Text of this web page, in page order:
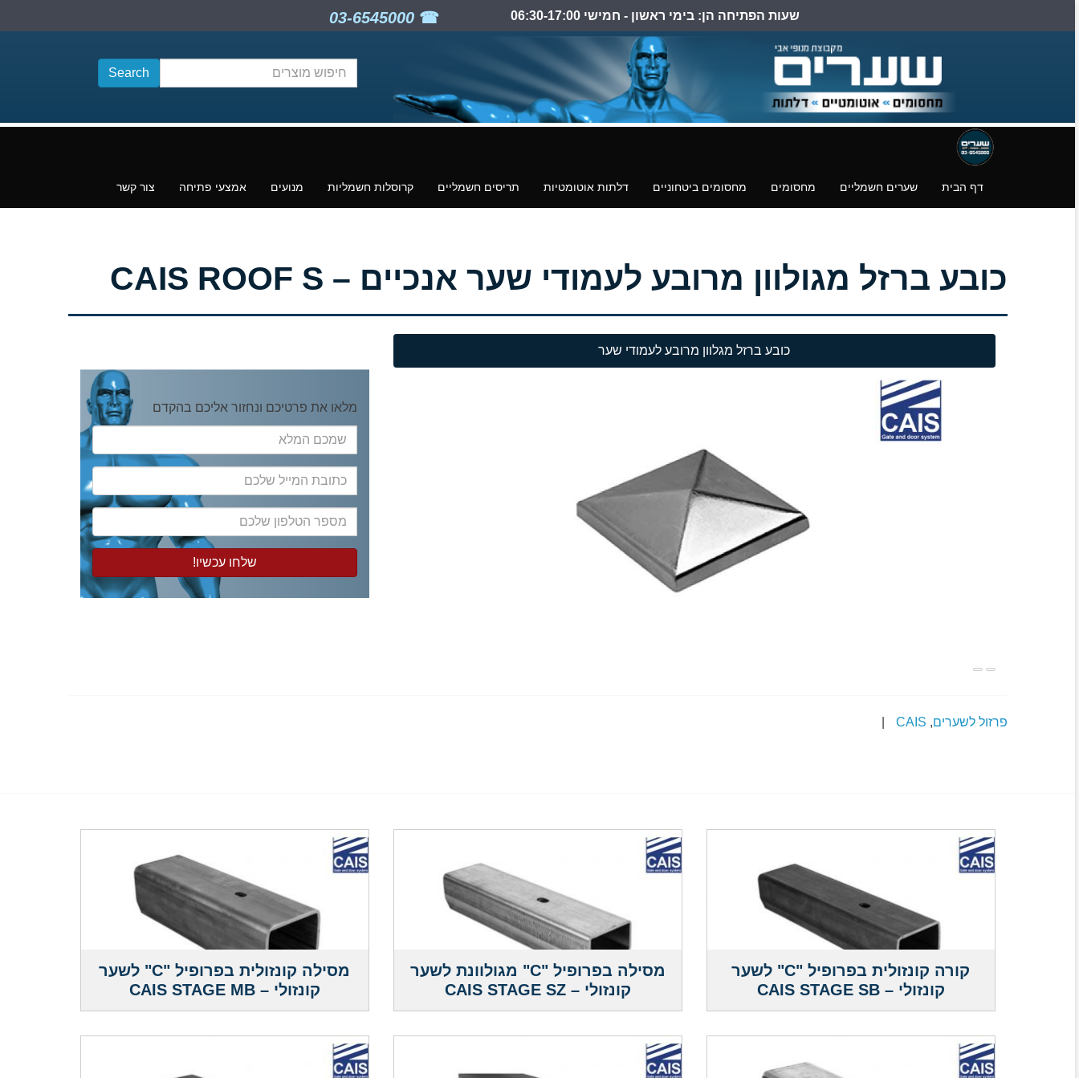
שעות הפתיחה הן: בימי ראשון - חמישי 06:30-17:00
חיפוש
תוכן
דף הבית שערים חשמליים מחסומים מחסומים ביטחוניים דלתות אוטומטיות תריסים חשמליים קרוסלות חשמליות מנועים אמצעי פתיחה צור קשר
כובע ברזל מגולוון מרובע לעמודי שער אנכיים – CAIS ROOF S
כובע ברזל מגלוון מרובע לעמודי שער
מלאו את פרטיכם ונחזור אליכם בהקדם
שמכם
המלא
כתובת
המייל
שלכם
מספר
הטלפון
שלכם
פרזול לשערים,
CAIS
קורה קונזולית בפרופיל "C" לשער
קונזולי – CAIS STAGE SB
מסילה בפרופיל "C" מגולוונת לשער
קונזולי – CAIS STAGE SZ
מסילה קונזולית בפרופיל "C" לשער
קונזולי – CAIS STAGE MB